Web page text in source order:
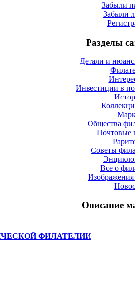
Забыли
Забыли
Разделы
Детали и
Инвестиции в
Общества
Почтовые
Советы
Все о
Изображения
Описание
ФИЛАТЕЛИИ